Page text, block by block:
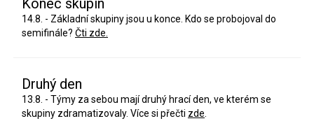
Konec skupin
14.8. - Základní skupiny jsou u konce. Kdo se probojoval do
semifinále? Čti zde.
Druhý den
13.8. - Týmy za sebou mají druhý hrací den, ve kterém se
skupiny zdramatizovaly. Více si přečti zde